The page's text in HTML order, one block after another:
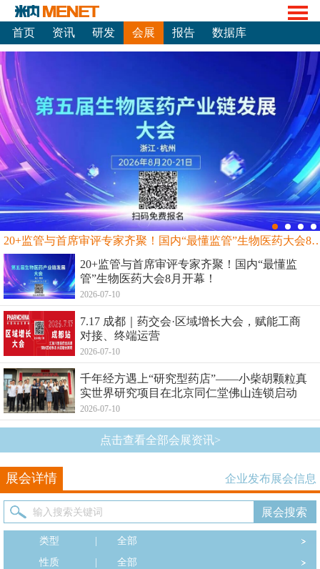
首页 资讯 研发 会展 报告 数据库
20+监管与首席审评专家齐聚！国内“最
20+监管与首席审评专家齐聚！国内“最懂监
管”生物医药大会8月开幕！
2026-07-10
7.17 成都｜药交会·区域增长大会，赋能工商
对接、终端运营
2026-07-10
千年经方遇上“研究型药店”——小柴胡颗粒真
实世界研究项目在北京同仁堂佛山连锁启动
2026-07-10
点击查看全部会展资讯>
展会详情 企业发布展会信息
类型
全部
性质
全部